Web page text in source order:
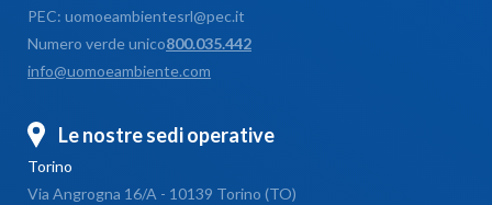
PEC: uomoeambientesrl@pec.it
Numero verde unico800.035.442
info@uomoeambiente.com
Le nostre sedi operative
Torino
Via Angrogna 16/A - 10139 Torino (TO)